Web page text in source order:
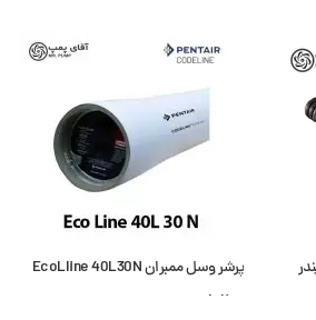
پرشر وسل ممبران EcoLIine 40L30N
codeline